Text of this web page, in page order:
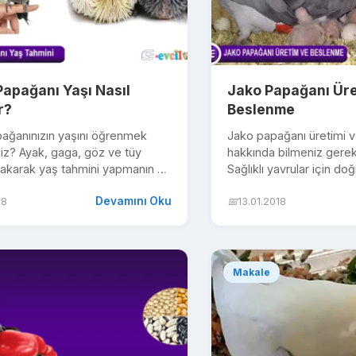
Yaşı Nasıl
yaşını öğrenmek
Ayak, gaga, göz ve tüy
yaş tahmini yapmanın en
Devamını Oku
Jako Papağanı
Beslenme
Jako papağanı üretimi
hakkında bilmeniz
Sağlıklı yavrular için
📅13.01.2018
Makale